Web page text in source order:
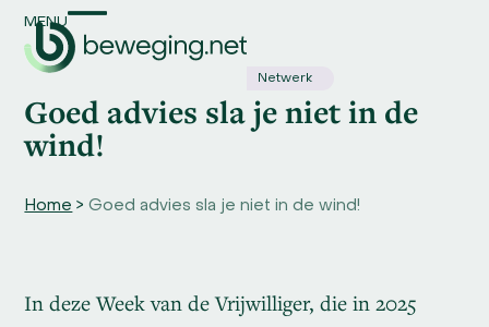
content
MENU
Open
menu
Close
menu
Netwerk
Goed advies sla je niet in de
wind!
Home >Goed advies sla je niet in de wind!
In deze Week van de Vrijwilliger, die in 2025